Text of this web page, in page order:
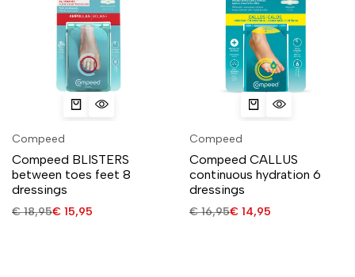
Compeed
Compeed BLISTERS
between toes feet 8
dressings
€18,95€ 15,95
Compeed
Compeed CALLUS
continuous hydration 6
dressings
€16,95€ 14,95